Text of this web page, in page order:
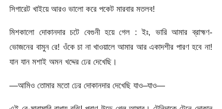
সিগারেট খাইয়ে আরও ভালো করে পকেট মারবার মতলব!
মিশকালো দোকানদার চটে বেগুনী হয়ে গেল : ইঃ, ভারি আমার ব্রাহ্মণ-
ভোজনের বামুন রে! ওঁকে চা না খাওয়ালে আমার আর একাদশীর পারণ হবে না!
যান যান মশাই অমন খদ্দের ঢের দেখেছি।
—আমিও তোমার মতো ঢের দোকানদার দেখেছি যাও–যাও—